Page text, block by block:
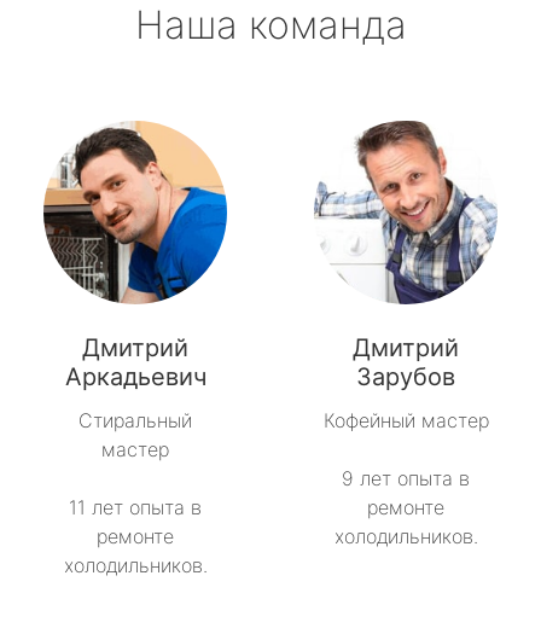
Наша команда
Дмитрий
Аркадьевич
Стиральный
мастер
11 лет опыта в
ремонте
холодильников.
Дмитрий
Зарубов
Кофейный мастер
9 лет опыта в
ремонте
холодильников.